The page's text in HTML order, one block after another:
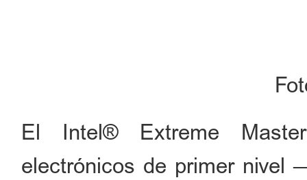
El Intel® Extreme
electrónicos de primer nivel